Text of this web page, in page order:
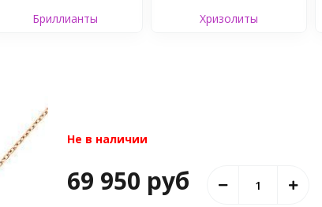
Бриллианты Хризолиты
Не в наличии
69 950 руб